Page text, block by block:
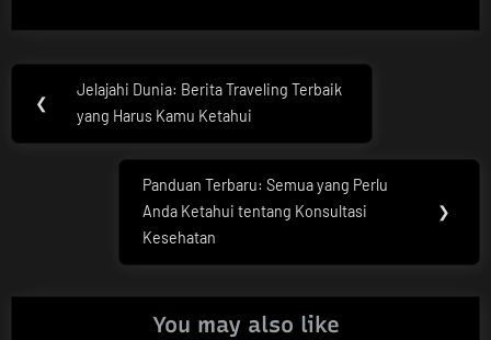
Post
navigation
❮
Previous
Post:
Jelajahi Dunia: Berita Traveling Terbaik
yang Harus Kamu Ketahui
Next
Post:
Panduan Terbaru: Semua yang Perlu
Anda Ketahui tentang Konsultasi
Kesehatan
❯
You may also like